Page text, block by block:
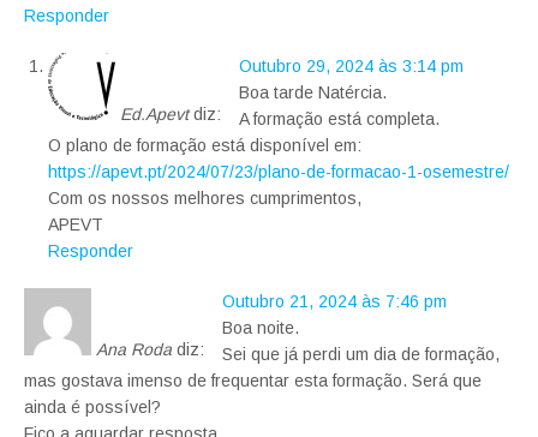
Responder
Ed.Apevt diz:
Outubro 29, 2024 às 3:14 pm
Boa tarde Natércia.
A formação está completa.
O plano de formação está disponível em:
https://apevt.pt/2024/07/23/plano-de-formacao-1-osemestre/
Com os nossos melhores cumprimentos,
APEVT
Responder
Ana Roda diz:
Outubro 21, 2024 às 7:46 pm
Boa noite.
Sei que já perdi um dia de formação,
mas gostava imenso de frequentar esta formação. Será que
ainda é possível?